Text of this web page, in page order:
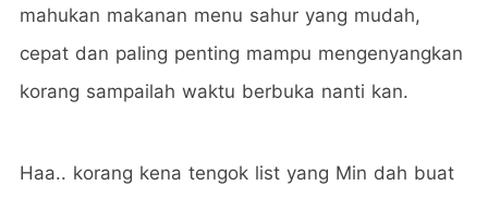
mahukan makanan menu sahur yang mudah,
cepat dan paling penting mampu mengenyangkan
korang sampailah waktu berbuka nanti kan.
Haa.. korang kena tengok list yang Min dah buat